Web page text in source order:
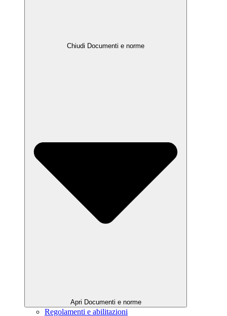
Chiudi Documenti e norme
Apri Documenti e norme
Regolamenti e abilitazioni